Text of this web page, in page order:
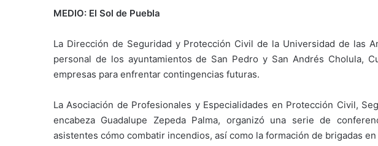
MEDIO: El Sol de Puebla
La Dirección de Seguridad y Protección Civil de la Universidad de las
personal de los ayuntamientos de San Pedro y San Andrés Cholula,
empresas para enfrentar contingencias futuras.
La Asociación de Profesionales y Especialidades en Protección Civil,
encabeza Guadalupe Zepeda Palma, organizó una serie de
asistentes cómo combatir incendios, así como la formación de brigadas